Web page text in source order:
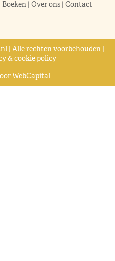
Boeken| Over ons| Contact
| Alle rechten voorbehouden |
& cookie policy
WebCapital